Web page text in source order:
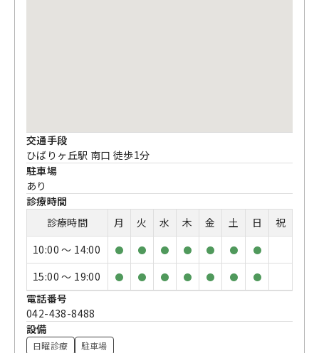
交通手段
ひばりヶ丘駅 南口 徒歩1分
駐車場
あり
診療時間
診療時間
月 火 水 木 金 土 日
祝
10:00 〜 14:00
● ● ● ● ● ● ●
15:00 〜 19:00 ● ● ● ● ● ● ●
電話番号
042-438-8488
設備
日曜診療 駐車場